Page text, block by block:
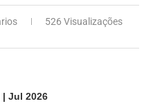
526 Visualizações
| Jul 2026